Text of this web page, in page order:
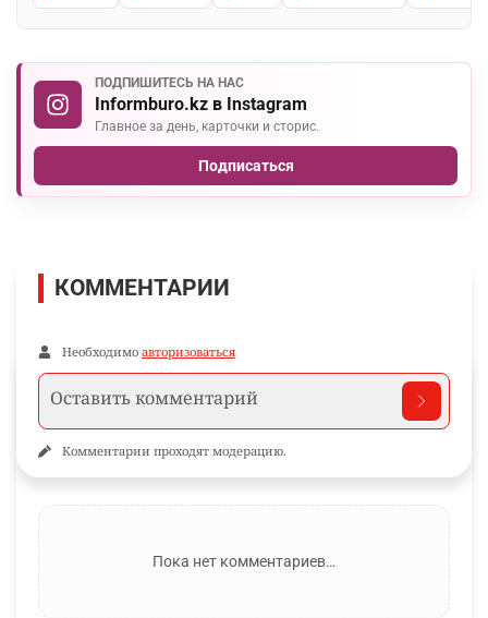
ПОДПИШИТЕСЬ НА НАС
Informburo.kz в Instagram
Главное за день, карточки и сторис.
Подписаться
КОММЕНТАРИИ
Необходимо авторизоваться
Комментарии проходят модерацию.
Пока нет комментариев…